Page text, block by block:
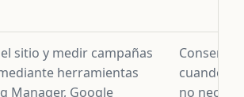
sitio y medir campañas
herramientas
Manager, Google
cuando
no